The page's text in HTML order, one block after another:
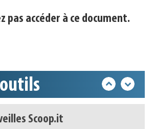
pas accéder à ce document.
une actu !
documentaire
Scoop.it